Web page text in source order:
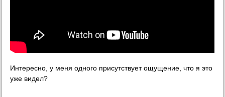
Интересно, у меня одного присутствует ощущение, что я это
уже видел?